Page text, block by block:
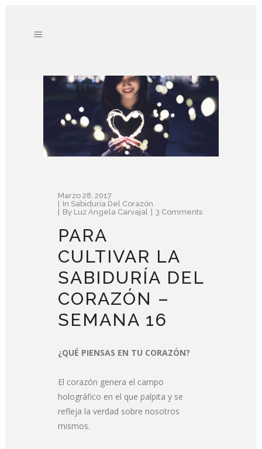
Marzo 28, 2017
In Sabiduría Del Corazón
By Luz Ángela Carvajal 3 Comments
PARA
CULTIVAR LA
SABIDURÍA DEL
CORAZÓN –
SEMANA 16
¿QUÉ PIENSAS EN TU CORAZÓN?
El corazón genera el campo
holográfico en el que palpita y se
refleja la verdad sobre nosotros
mismos.